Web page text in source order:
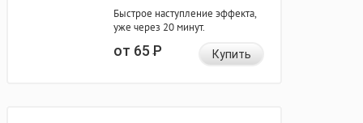
Быстрое наступление эффекта,
уже через 20 минут.
от 65Р Купить